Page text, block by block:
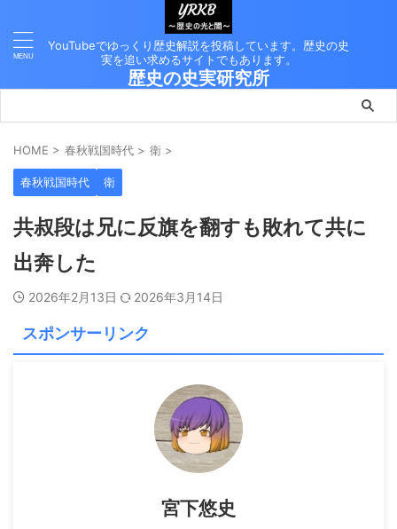
YouTubeでゆっくり歴史解説を投稿しています。歴史の史
実を追い求めるサイトでもあります。
歴史の史実研究所
HOME > 春秋戦国時代 > 衛 >
春秋戦国時代 衛
共叔段は兄に反旗を翻すも敗れて共に
出奔した
2026年2月13日 2026年3月14日
スポンサーリンク
宮下悠史